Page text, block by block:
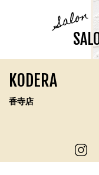
Salon
KODERA
香寺店